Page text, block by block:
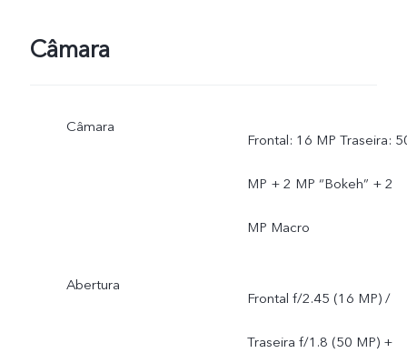
Câmara
Câmara
Frontal: 16 MP Traseira:
MP + 2 MP “Bokeh” + 2
MP Macro
Abertura
Frontal f/2.45 (16 MP) /
Traseira f/1.8 (50 MP) +